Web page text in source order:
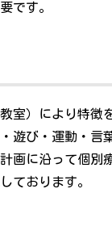
です。
室）により特徴
遊び・運動・言
画に沿って個別
ております。